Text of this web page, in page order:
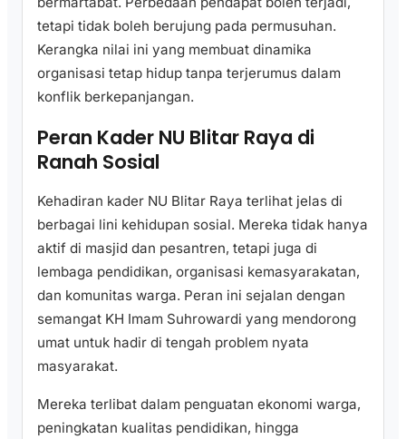
tetapi tidak boleh berujung pada permusuhan.
Kerangka nilai ini yang membuat dinamika
organisasi tetap hidup tanpa terjerumus dalam
konflik berkepanjangan.
Peran Kader NU Blitar Raya di
Ranah Sosial
Kehadiran kader NU Blitar Raya terlihat jelas di
berbagai lini kehidupan sosial. Mereka tidak hanya
aktif di masjid dan pesantren, tetapi juga di
lembaga pendidikan, organisasi kemasyarakatan,
dan komunitas warga. Peran ini sejalan dengan
semangat KH Imam Suhrowardi yang mendorong
umat untuk hadir di tengah problem nyata
masyarakat.
Mereka terlibat dalam penguatan ekonomi warga,
peningkatan kualitas pendidikan, hingga